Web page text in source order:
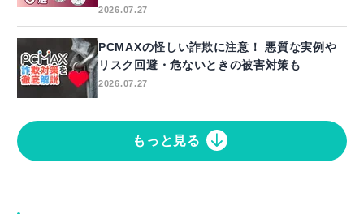
2026.07.27
PCMAXの怪しい詐欺に注意！ 悪質な実例や
リスク回避・危ないときの被害対策も
2026.07.27
もっと見る